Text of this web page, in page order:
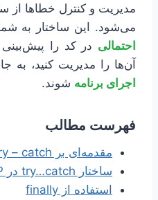
مدیریت و کنترل خطاها از
می‌شود. این ساختار به
احتمالی در کد را
آن‌ها را مدیریت کنید، به
اجرای برنامه شوند.
فهرست مطالب
مقدمه‌ای بر try – catch
ساختار try…catch در PHP
استفاده از finally